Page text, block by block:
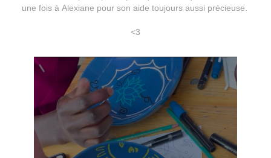
une fois à Alexiane pour son aide toujours aussi précieuse.
<3